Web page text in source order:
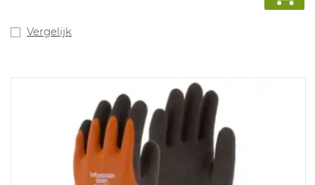
opslag.Latex en siliconenvrij. Maten: 6-11.
Vergelijk